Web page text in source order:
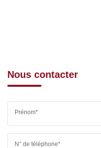
Nous contacter
Prénom*
N° de téléphone*